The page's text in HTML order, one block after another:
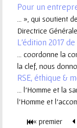
e
u
r
Pour un
... », qui soutient
Directrice
L'édition 2017
... coordonne la
la clef, nous
RSE, éthique &
... l’Homme et la
l’Homme et
« premier